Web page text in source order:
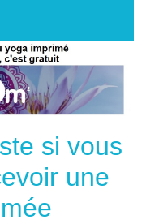
si vous
une